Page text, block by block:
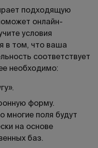
подходящую
онлайн-
условия
в том, что ваша
соответствует
необходимо:
форму.
многие поля будут
на основе
баз.